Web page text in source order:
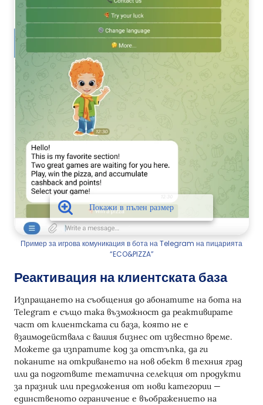
Пример за игрова комуникация в бота на Telegram на пицарията
“ECO&PIZZA”
Реактивация на клиентската база
Изпращането на съобщения до абонатите на бота на
Telegram е също така възможност да реактивирате
част от клиентската си база, която не е
взаимодействала с вашия бизнес от известно време.
Можете да изпратите код за отстъпка, да ги
поканите на откриването на нов обект в техния град
или да подготвите тематична селекция от продукти
за празник или предложения от нови категории —
единственото ограничение е въображението на